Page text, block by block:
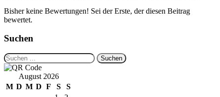
Bisher keine Bewertungen! Sei der Erste, der diesen Beitrag
bewertet.
Suchen
Suchen
nach:
August 2026
M D M D F S
S